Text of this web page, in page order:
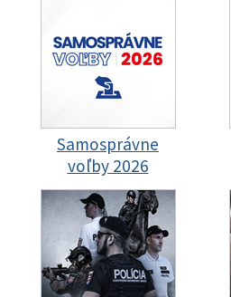
Samosprávne
voľby 2026